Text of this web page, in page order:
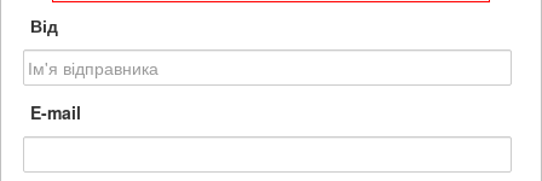
Від
E-mail